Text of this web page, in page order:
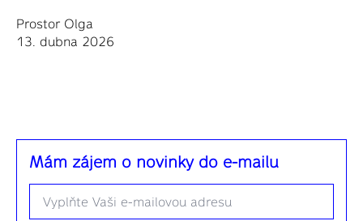
Prostor Olga
13. dubna 2026
Mám zájem o novinky do e-mailu